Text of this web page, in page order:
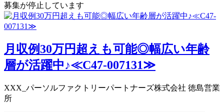
募集が停止しています
月収例30万円超えも可能◎幅広い年齢
層が活躍中♪≪C47-007131≫
XXX_パーソルファクトリーパートナーズ株式会社 徳島営業
所